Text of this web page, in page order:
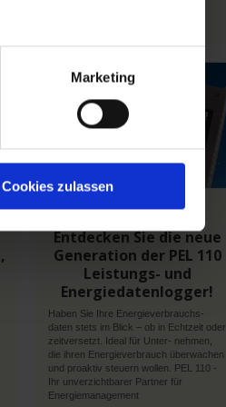
Marketing
Cookies zulassen
En
Entdecken Sie die neue
Generation der PEL 110
Leistungs- und
Energiedatenlogger!
Haben Sie Ihre Energieverbrauchs-
daten stets im Blick – ob in Echtzeit oder
zeitversetzt. Ideal für Unter- nehmen,
die ihren Energieverbrauch überwachen
und proaktiv steuern wollen. PEL 110 -
Ihr unverzichtbarer Partner für
Energiemanagement